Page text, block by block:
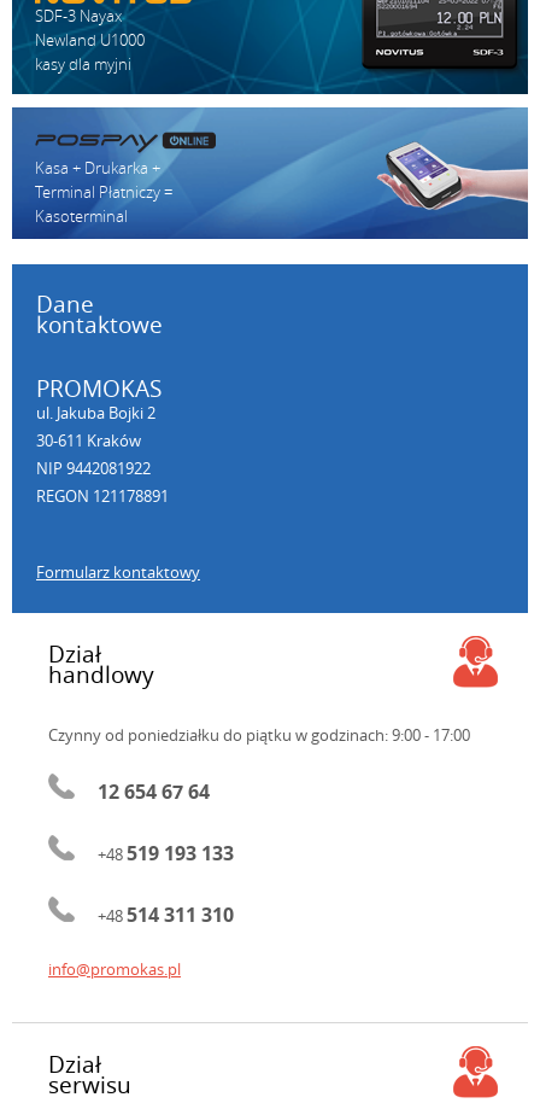
SDF-3 Nayax
Newland U1000
kasy dla myjni
Kasa + Drukarka +
Terminal Płatniczy =
Kasoterminal
Dane
kontaktowe
PROMOKAS
ul. Jakuba Bojki 2
30-611 Kraków
NIP 9442081922
REGON 121178891
Formularz kontaktowy
Dział
handlowy
Czynny od poniedziałku do piątku w godzinach: 9:00 - 17:00
12 654 67 64
+48519 193 133
+48514 311 310
info@promokas.pl
Dział
serwisu